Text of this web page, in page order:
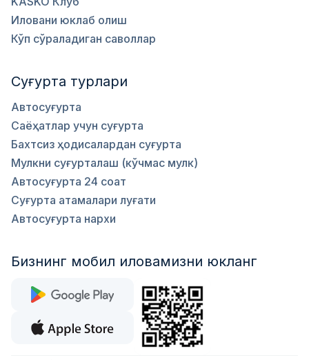
Иловани юклаб олиш
Кўп сўраладиган саволлар
Суғурта турлари
Автосуғурта
Саёҳатлар учун суғурта
Бахтсиз ҳодисалардан суғурта
Мулкни суғурталаш (кўчмас мулк)
Автосуғурта 24 соат
Суғурта атамалари луғати
Автосуғурта нархи
Бизнинг мобил иловамизни юкланг